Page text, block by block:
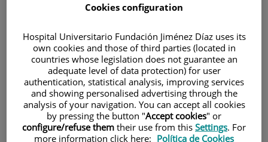
contenido
Cookies configuration
Hospital Universitario Fundación Jiménez Díaz uses its
own cookies and those of third parties (located in
countries whose legislation does not guarantee an
adequate level of data protection) for user
authentication, statistical analysis, improving services
and showing personalised advertising through the
analysis of your navigation. You can accept all cookies
by pressing the button "Accept cookies" or
configure/refuse them their use from this Settings. For
more information click here: Política de Cookies